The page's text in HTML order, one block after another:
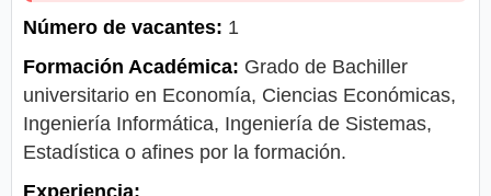
Número de vacantes: 1
Formación Académica: Grado de Bachiller
universitario en Economía, Ciencias Económicas,
Ingeniería Informática, Ingeniería de Sistemas,
Estadística o afines por la formación.
Experiencia: